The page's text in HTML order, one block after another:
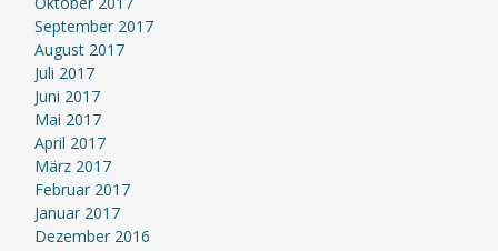
September 2017
August 2017
Juli 2017
Juni 2017
Mai 2017
April 2017
März 2017
Februar 2017
Januar 2017
Dezember 2016